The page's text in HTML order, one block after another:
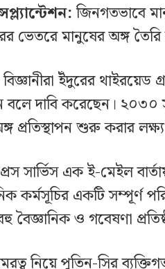
জিনগতভাবে
ভেতরে মানুষের অঙ্গ তৈরি
ইঁদুরের থাইরয়েড
দাবি করেছেন। ২০৩০
প্রতিস্থাপন শুরু করার
সার্ভিস এক ই-মেইল
কর্মসূচির একটি সম্পূর্ণ
বৈজ্ঞানিক ও গবেষণা
নিয়ে পুতিন-সির